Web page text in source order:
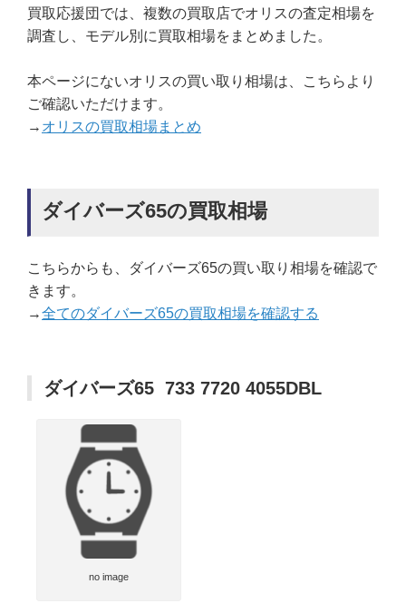
買取応援団では、複数の買取店でオリスの査定相場を
調査し、モデル別に買取相場をまとめました。
本ページにないオリスの買い取り相場は、こちらより
ご確認いただけます。
→ オリスの買取相場まとめ
ダイバーズ65の買取相場
こちらからも、ダイバーズ65の買い取り相場を確認で
きます。
→全てのダイバーズ65の買取相場を確認する
ダイバーズ65 733 7720 4055DBL
no image